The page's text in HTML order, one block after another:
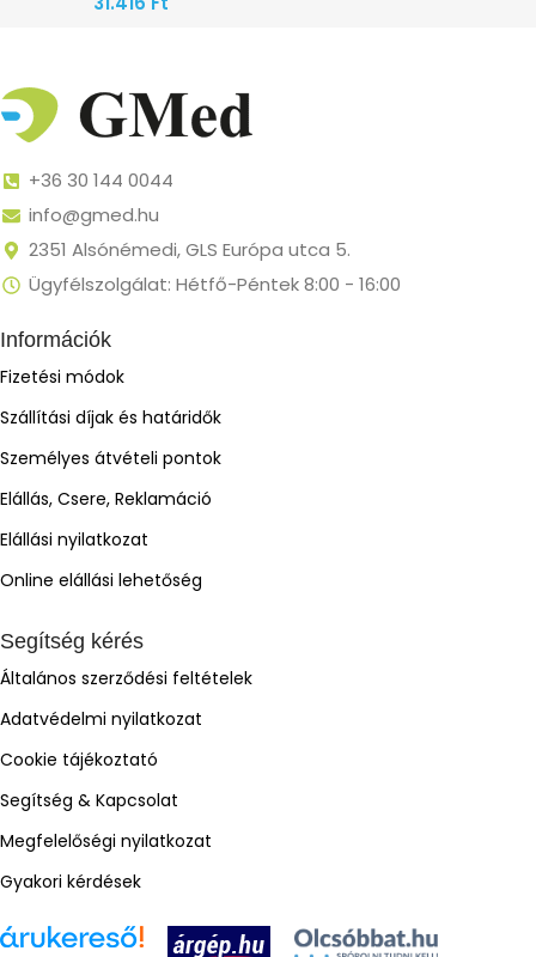
+36 30 144 0044
info@gmed.hu
2351 Alsónémedi, GLS Európa utca 5.
Ügyfélszolgálat: Hétfő-Péntek 8:00 - 16:00
Információk
Fizetési módok
Szállítási díjak és határidők
Személyes átvételi pontok
Elállás, Csere, Reklamáció
Elállási nyilatkozat
Online elállási lehetőség
Segítség kérés
Általános szerződési feltételek
Adatvédelmi nyilatkozat
Cookie tájékoztató
Segítség & Kapcsolat
Megfelelőségi nyilatkozat
Gyakori kérdések